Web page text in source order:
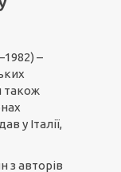
–
також
у Італії,
з авторів